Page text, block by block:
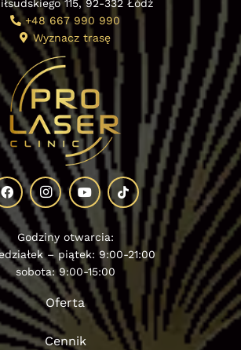
115, 92-332 Łódź
+48 667 990 990
Wyznacz trasę
Godziny otwarcia:
– piątek: 9:00-21:00
sobota: 9:00-15:00
Oferta
Cennik